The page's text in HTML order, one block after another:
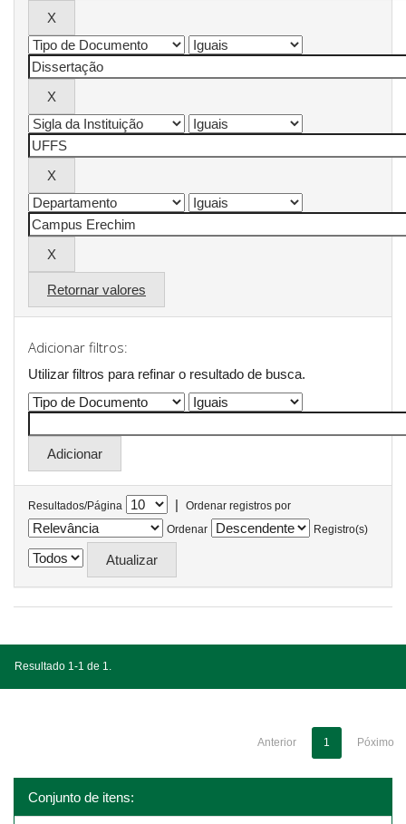
Retornar valores
Adicionar filtros:
Utilizar filtros para refinar o resultado de busca.
Resultados/Página |
Ordenar registros por
Ordenar
Registro(s)
Resultado 1-1 de 1.
Anterior 1 Póximo
Conjunto de itens: